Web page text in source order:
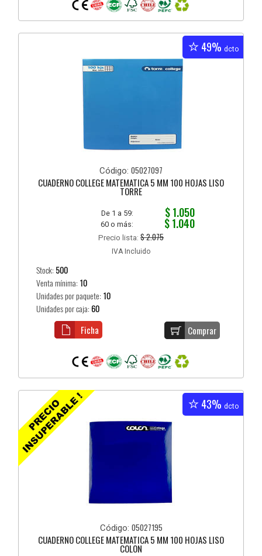
49% dcto
Código: 05027097
CUADERNO COLLEGE MATEMATICA 5 MM 100 HOJAS LISO
TORRE
De 1 a 59: $ 1.050
60 o más: $ 1.040
Precio lista: $ 2.075
IVA Incluido
Stock: 500
Venta mínima: 10
Unidades por paquete: 10
Unidades por caja: 60
Comprar
Ficha
43% dcto
Código: 05027195
CUADERNO COLLEGE MATEMATICA 5 MM 100 HOJAS LISO
COLON